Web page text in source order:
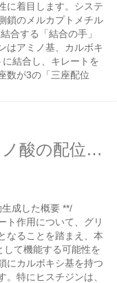
に着目します。システ
鎖のメルカプトメチル
合する「結合の手」
はアミノ基、カルボキ
結合し、キレートを
数が3の「三座配位
キレート剤としてのアミノ酸の配位子についての続き
生成した概要 **/
ト作用について、グリ
なることを踏まえ、本
て機能する可能性を
にカルボキシ基を持つ
特にヒスチジンは、